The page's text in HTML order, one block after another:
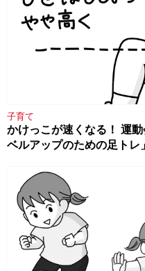
子育て
かけっこが速くなる！ 運
ベルアップのための足トレ